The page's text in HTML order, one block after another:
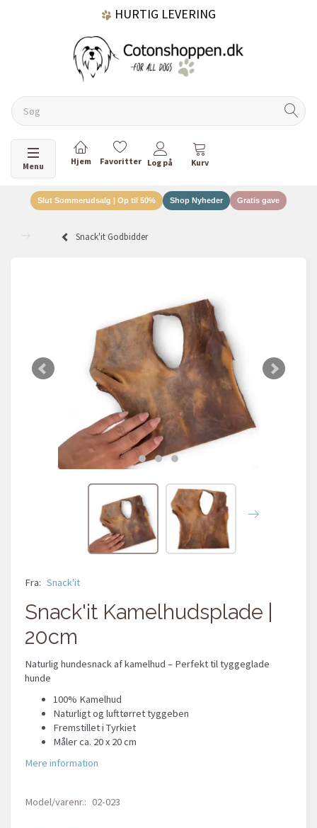
HURTIG LEVERING
60 DAGES RETURRET
Skifte navigation
Menu
Slut Sommerudsalg | Op til 50% Shop Nyheder Gratis gave
Snack'it Godbidder
Fra: Snack'it
Snack'it Kamelhudsplade |
20cm
Naturlig hundesnack af kamelhud – Perfekt til tyggeglade
hunde
100% Kamelhud
Naturligt og lufttørret tyggeben
Fremstillet i Tyrkiet
Måler ca. 20 x 20 cm
Mere information
Model/varenr.: 02-023